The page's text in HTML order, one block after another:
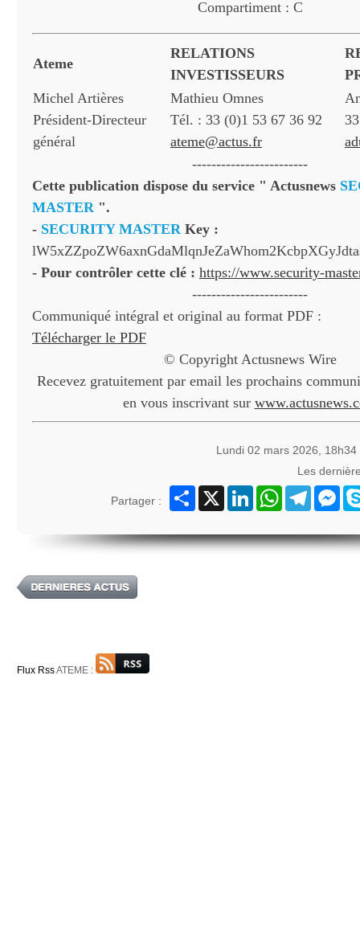
Compartiment : C
Ateme
RELATIONS
INVESTISSEURS
Michel Artières
Président-Directeur
général
Mathieu Omnes
Tél. : 33 (0)1 53 67 36 92
ateme@actus.fr
------------------------
Cette publication dispose du service " Actusnews
MASTER".
- SECURITY MASTERKey :
- Pour contrôler cette clé : https://www.security-
------------------------
Communiqué intégral et original au format PDF :
Télécharger le PDF
© Copyright Actusnews Wire
Recevez gratuitement par email les prochains
en vous inscrivant sur
Lundi 02 mars 2026,
Les
Partager :
Partager
X LinkedInWhatsAppTelegram
Flux RssATEME :